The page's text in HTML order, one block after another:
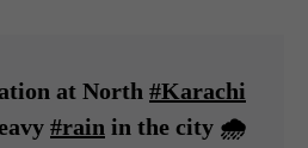
at North #Karachi
#rain in the city 🌧